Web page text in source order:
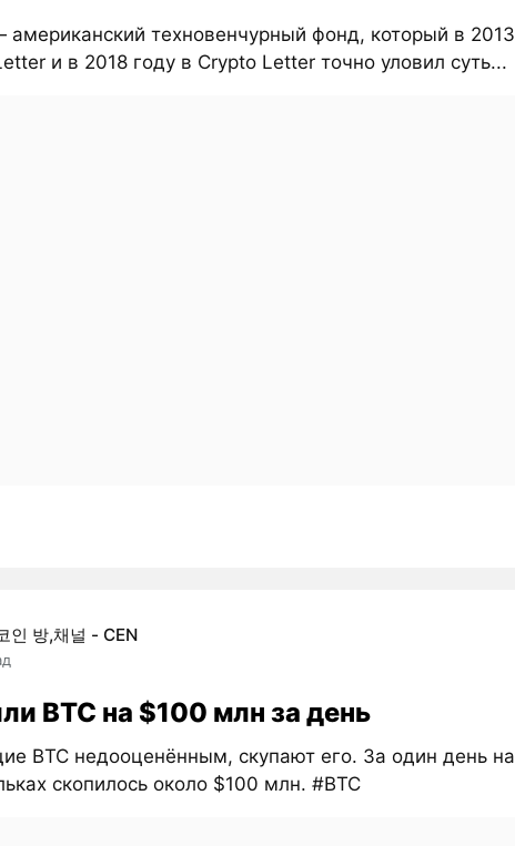
техновенчурный фонд, который в 2013
и в 2018 году в Crypto Letter точно уловил суть...
인 방,채널 - CEN
BTC на $100 млн за день
BTC недооценённым, скупают его. За один день на
скопилось около $100 млн. #BTC